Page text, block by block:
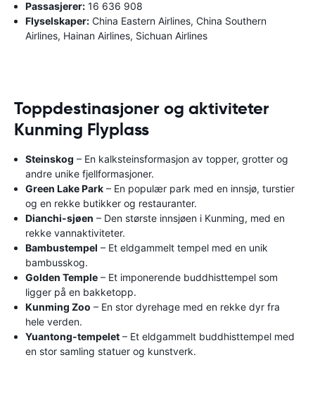
Passasjerer: 16 636 908
Flyselskaper: China Eastern Airlines, China Southern
Airlines, Hainan Airlines, Sichuan Airlines
Toppdestinasjoner og aktiviteter
Kunming Flyplass
Steinskog – En kalksteinsformasjon av topper, grotter og
andre unike fjellformasjoner.
Green Lake Park – En populær park med en innsjø, turstier
og en rekke butikker og restauranter.
Dianchi-sjøen – Den største innsjøen i Kunming, med en
rekke vannaktiviteter.
Bambustempel – Et eldgammelt tempel med en unik
bambusskog.
Golden Temple – Et imponerende buddhisttempel som
ligger på en bakketopp.
Kunming Zoo – En stor dyrehage med en rekke dyr fra
hele verden.
Yuantong-tempelet – Et eldgammelt buddhisttempel med
en stor samling statuer og kunstverk.